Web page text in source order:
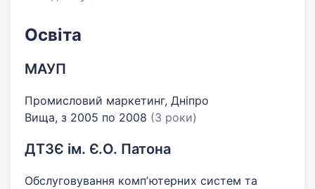
Освіта
МАУП
Промисловий маркетинг, Дніпро
Вища, з 2005 по 2008 (3 роки)
ДТЗЄ ім. Є.О. Патона
Обслуговування компʼютерних систем та